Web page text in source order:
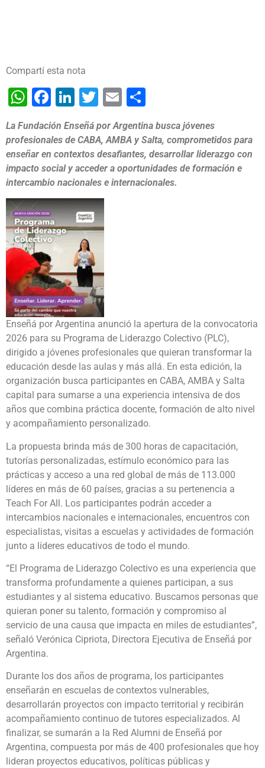
Compartí esta nota
WhatsApp
Facebook
LinkedIn
Twitter
Email
La Fundación Enseñá por Argentina busca jóvenes
profesionales de CABA, AMBA y Salta, comprometidos para
enseñar en contextos desafiantes, desarrollar liderazgo con
impacto social y acceder a oportunidades de formación e
intercambio nacionales e internacionales.
Enseñá por Argentina anunció la apertura de la convocatoria
2026 para su Programa de Liderazgo Colectivo (PLC),
dirigido a jóvenes profesionales que quieran transformar la
educación desde las aulas y más allá. En esta edición, la
organización busca participantes en CABA, AMBA y Salta
capital para sumarse a una experiencia intensiva de dos
años que combina práctica docente, formación de alto nivel
y acompañamiento personalizado.
La propuesta brinda más de 300 horas de capacitación,
tutorías personalizadas, estímulo económico para las
prácticas y acceso a una red global de más de 113.000
líderes en más de 60 países, gracias a su pertenencia a
Teach For All. Los participantes podrán acceder a
intercambios nacionales e internacionales, encuentros con
especialistas, visitas a escuelas y actividades de formación
junto a líderes educativos de todo el mundo.
“El Programa de Liderazgo Colectivo es una experiencia que
transforma profundamente a quienes participan, a sus
estudiantes y al sistema educativo. Buscamos personas que
quieran poner su talento, formación y compromiso al
servicio de una causa que impacta en miles de estudiantes”,
señaló Verónica Cipriota, Directora Ejecutiva de Enseñá por
Argentina.
Durante los dos años de programa, los participantes
enseñarán en escuelas de contextos vulnerables,
desarrollarán proyectos con impacto territorial y recibirán
acompañamiento continuo de tutores especializados. Al
finalizar, se sumarán a la Red Alumni de Enseñá por
Argentina, compuesta por más de 400 profesionales que hoy
lideran proyectos educativos, políticas públicas y